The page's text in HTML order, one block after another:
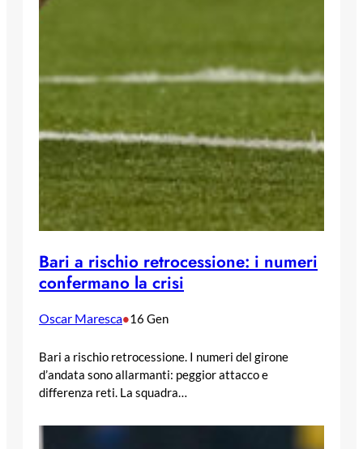
Bari a rischio retrocessione: i numeri
confermano la crisi
Oscar Maresca•16 Gen
Bari a rischio retrocessione. I numeri del girone
d’andata sono allarmanti: peggior attacco e
differenza reti. La squadra…